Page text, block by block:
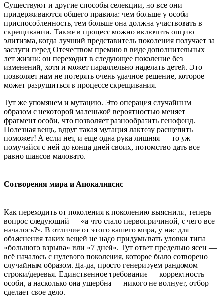
Существуют и другие способы селекции, но все они
придерживаются общего правила: чем больше у особи
приспособленность, тем больше она должна участвовать в
скрещивании. Также в процесс можно включить опцию
элитизма, когда лучший представитель поколения получает за
заслуги перед Отечеством премию в виде дополнительных
лет жизни: он переходит в следующее поколение без
изменений, хотя и может параллельно наделать детей. Это
позволяет нам не потерять очень удачное решение, которое
может разрушиться в процессе скрещивания.
Тут же упомянем и мутацию. Это операция случайным
образом с некоторой маленькой вероятностью меняет
фрагмент особи, что позволяет разнообразить генофонд.
Полезная вещь, вдруг такая мутация лактозу расщепить
поможет! А если нет, и еще одна рука лишняя — то уж
помучайся с ней до конца дней своих, потомство дать все
равно шансов маловато.
Сотворения мира и Апокалипсис
Как переходить от поколения к поколению выяснили, теперь
вопрос следующий — «а что стало первопричиной, с чего все
началось?». В отличие от этого вашего мира, у нас для
объяснения таких вещей не надо придумывать уловки типа
«большого взрыва» или «7 дней». Тут ответ предельно ясен —
всё началось с нулевого поколения, которое было сотворено
случайным образом. Да-да, просто генерируем рандомом
строки/деревья. Единственное требование — корректность
особи, а насколько она ущербна — никого не волнует, отбор
сделает свое дело.